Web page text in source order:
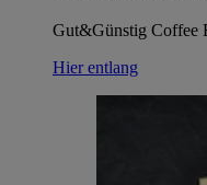
Gut&Günstig Coffee
Hier entlang